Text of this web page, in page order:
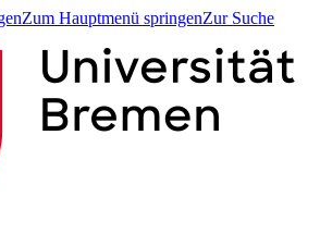
Zum Hauptmenü springenZur Suche